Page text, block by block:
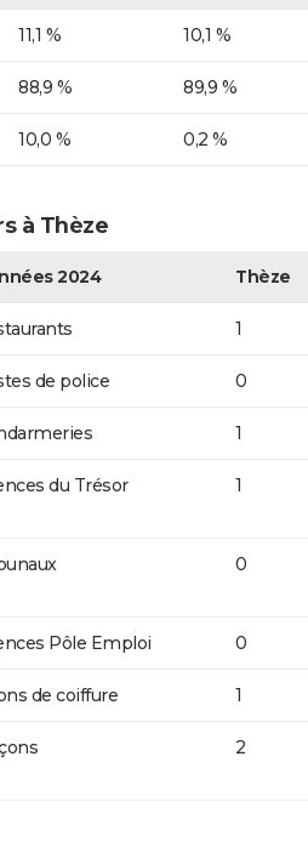
11,1 % 10,1 %
88,9 % 89,9 %
10,0 % 0,2 %
à Thèze
2024 Thèze
1
de police 0
1
du Trésor 1
0
Pôle Emploi 0
de coiffure 1
2